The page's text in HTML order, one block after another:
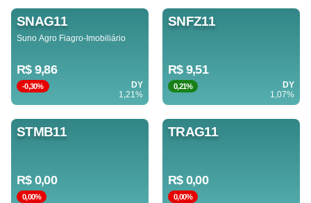
SNAG11
Suno Agro Fiagro-Imobiliário
R$ 9,86
-0,30%
DY
1,21%
SNFZ11
R$ 9,51
0,21%
DY
1,07%
STMB11
R$ 0,00
0,00%
TRAG11
R$ 0,00
0,00%